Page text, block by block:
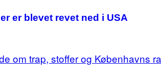
er blevet revet ned i USA